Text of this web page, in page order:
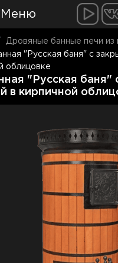
Меню
Дровяные банные печи из
"Русская баня" с
облицовке
"Русская баня"
в кирпичной